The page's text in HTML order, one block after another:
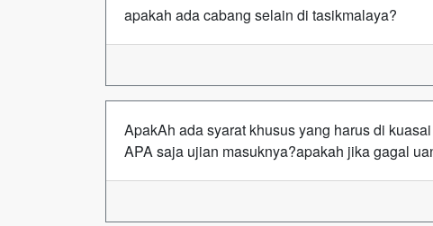
apakah ada cabang selain di tasikmalaya?
ApakAh ada syarat khusus yang harus di
APA saja ujian masuknya?apakah jika gagal